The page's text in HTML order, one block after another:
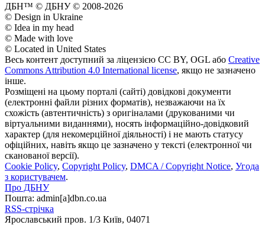
ДБН™ © ДБНУ © 2008-2026
© Design in Ukraine
© Idea in my head
© Made with love
© Located in United States
Весь контент доступний за ліцензією CC BY, OGL або Creative
Commons Attribution 4.0 International license, якщо не зазначено
інше.
Розміщені на цьому порталі (сайті) довідкові документи
(електронні файли різних форматів), незважаючи на їх
схожість (автентичність) з оригіналами (друкованими чи
віртуальними виданнями), носять інформаційно-довідковий
характер (для некомерційної діяльності) і не мають статусу
офіційних, навіть якщо це зазначено у тексті (електронної чи
сканованої версії).
Cookie Policy, Copyright Policy, DMCA / Copyright Notice, Угода
з користувачем.
Про ДБНУ
Пошта: admin[а]dbn.co.ua
RSS-стрічка
Ярославський пров. 1/3 Київ, 04071